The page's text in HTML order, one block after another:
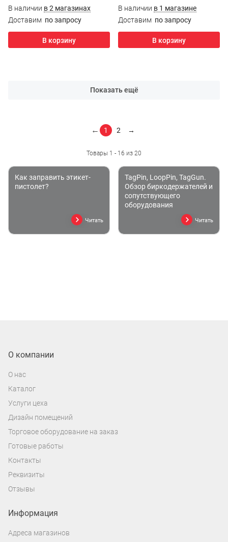
В наличии в 2 магазинах
Доставим по запросу
В корзину
В наличии в 1 магазине
Доставим по запросу
В корзину
Показать ещё
Товары 1 - 16 из 20
← 1 2 →
Как заправить этикет-
пистолет?
Читать
TagPin, LoopPin, TagGun.
Обзор биркодержателей и
сопутствующего
оборудования
Читать
О компании
О нас
Каталог
Услуги цеха
Дизайн помещений
Торговое оборудование на заказ
Готовые работы
Контакты
Реквизиты
Отзывы
Информация
Адреса магазинов